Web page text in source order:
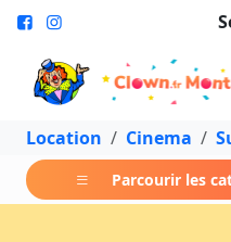
Location Cinema
Parcourir les